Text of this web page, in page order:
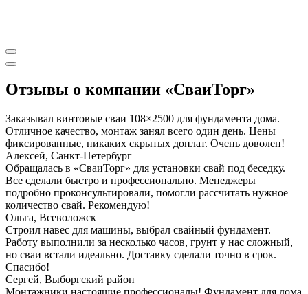
Отзывы о компании «СваиТорг»
Заказывал винтовые сваи 108×2500 для фундамента дома.
Отличное качество, монтаж занял всего один день. Цены
фиксированные, никаких скрытых доплат. Очень доволен!
Алексей, Санкт-Петербург
Обращалась в «СваиТорг» для установки свай под беседку.
Все сделали быстро и профессионально. Менеджеры
подробно проконсультировали, помогли рассчитать нужное
количество свай. Рекомендую!
Ольга, Всеволожск
Строил навес для машины, выбрал свайный фундамент.
Работу выполнили за несколько часов, грунт у нас сложный,
но сваи встали идеально. Доставку сделали точно в срок.
Спасибо!
Сергей, Выборгский район
Монтажники настоящие профессионалы! Фундамент для дома